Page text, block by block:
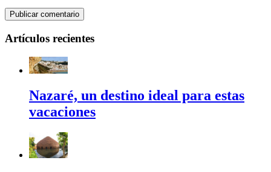
Artículos recientes
Nazaré, un destino ideal para estas
vacaciones